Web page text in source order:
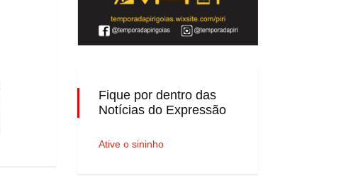
Fique por dentro das
Notícias do Expressão
Ative o sininho